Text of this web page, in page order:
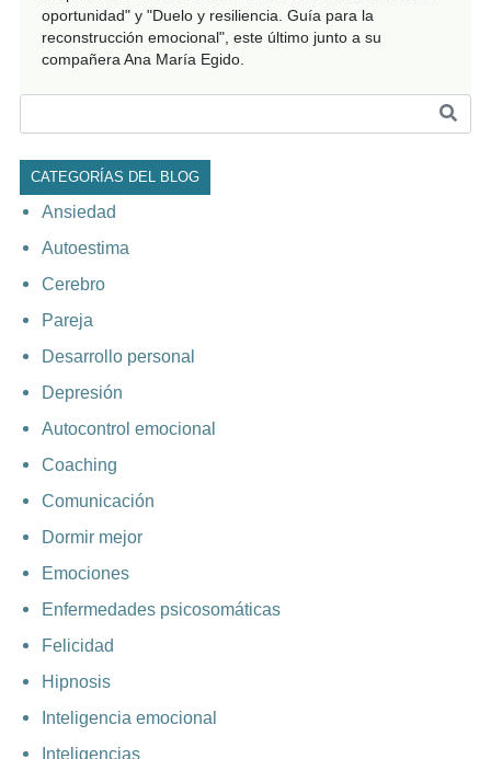
oportunidad" y "Duelo y resiliencia. Guía para la
reconstrucción emocional", este último junto a su
compañera Ana María Egido.
CATEGORÍAS DEL BLOG
Ansiedad
Autoestima
Cerebro
Pareja
Desarrollo personal
Depresión
Autocontrol emocional
Coaching
Comunicación
Dormir mejor
Emociones
Enfermedades psicosomáticas
Felicidad
Hipnosis
Inteligencia emocional
Inteligencias